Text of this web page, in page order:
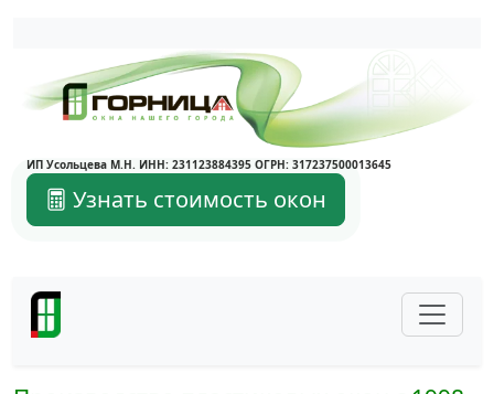
Написать в Max
Написать в Telegram
ИП Усольцева М.Н. ИНН: 231123884395 ОГРН: 317237500013645
Узнать стоимость окон